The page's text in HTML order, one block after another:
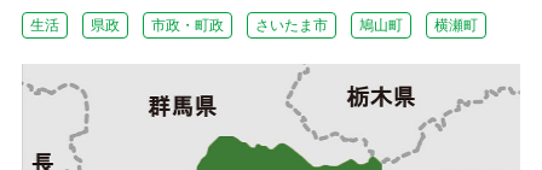
生活 県政 市政・町政 さいたま市 鳩山町 横瀬町